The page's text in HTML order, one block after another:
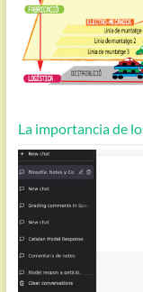
La importancia de